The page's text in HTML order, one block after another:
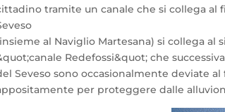
tramite un canale che si collega al
al Naviglio Martesana) si collega
Redefossi&quot; che
Seveso sono occasionalmente deviate
per proteggere dalle